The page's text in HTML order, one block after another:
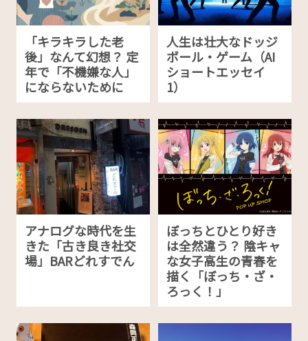
「キラキラした老
後」なんて幻想？ 定
年で「不機嫌な人」
にならないために
人生は壮大なドッジ
ボール・ゲーム（AI
ショートエッセイ
1）
アナログな時代を生
きた「古き良き社交
場」BARどれすでん
ぼっちとひとり好き
は全然違う？ 陰キャ
な女子高生の青春を
描く「ぼっち・ざ・
ろっく！」